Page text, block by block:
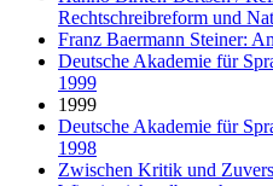
Rechtschreibreform und
Franz Baermann Steiner:
Deutsche Akademie für
1999
1999
Deutsche Akademie für
1998
Zwischen Kritik und